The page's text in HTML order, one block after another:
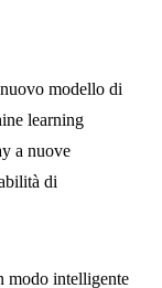
modello di
learning
a nuove
di
modo intelligente